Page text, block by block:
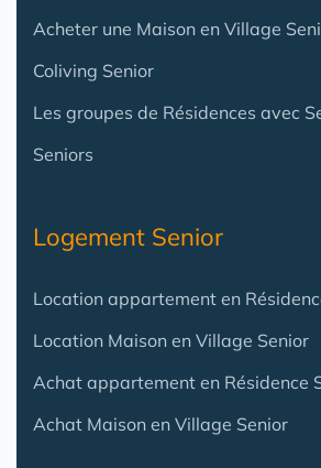
Acheter une Maison en Village
Coliving Senior
Les groupes de Résidences avec
Seniors
Logement Senior
Location appartement en
Location Maison en Village Senior
Achat appartement en Résidence
Achat Maison en Village Senior